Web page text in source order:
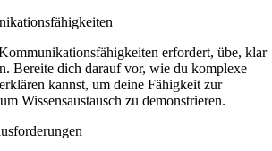
erfordert, übe, klar
Bereite dich darauf vor, wie du komplexe
kannst, um deine Fähigkeit zur
Wissensaustausch zu demonstrieren.